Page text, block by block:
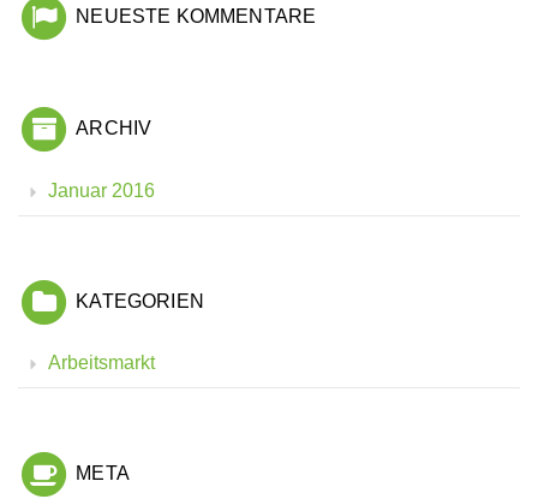
NEUESTE KOMMENTARE
ARCHIV
Januar 2016
KATEGORIEN
Arbeitsmarkt
META